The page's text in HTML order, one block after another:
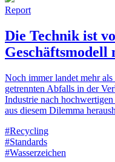
Report
Die Technik ist
Geschäftsmodell
Noch immer landet mehr
getrennten Abfalls in der
Industrie nach
aus diesem Dilemma
#Recycling
#Standards
#Wasserzeichen